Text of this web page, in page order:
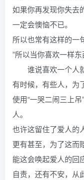
如果你再发现你失去
一定会懊恼不已。
所以也常有这样的一
”所以当你喜欢一样
谁说喜欢一个人就
有时候，有些人，为
使用“一哭二闹三上
人。
也许这留住了爱人的
更有甚至，为了这而
能这会唤起爱人的回
自责，还有不安，从